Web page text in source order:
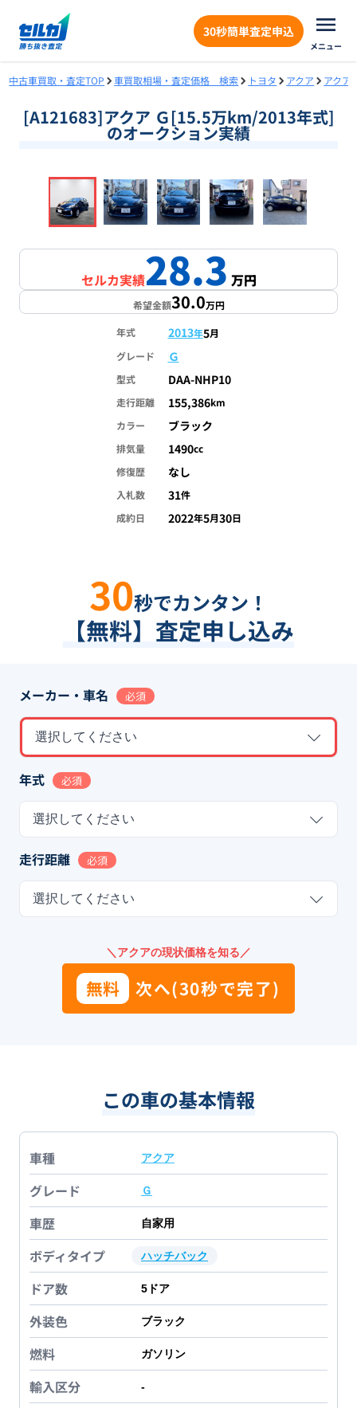
30秒簡単査定申込
メニュー
中古車買取・査定TOP 車買取相場・査定価格 検索 トヨタ アクア アクア
[A121683]アクア Ｇ[15.5万km/2013年式]
のオークション実績
1 /16
セルカ実績28.3万円
希望金額30.0万円
年式 2013年5月
グレード
Ｇ
型式 DAA-NHP10
走行距離 155,386km
カラー
ブラック
排気量 1490cc
修復歴
なし
入札数 31件
成約日
2022年5月30日
30秒でカンタン！
【無料】査定申し込み
メーカー・車名 必須
選択してください
年式 必須
選択してください
走行距離 必須
選択してください
＼アクアの現状価格を知る／
無料 次へ(30秒で完了)
この車の基本情報
車種 アクア
グレード Ｇ
車歴 自家用
ボディタイプ ハッチバック
ドア数 5 ドア
外装色 ブラック
燃料 ガソリン
輸入区分 -